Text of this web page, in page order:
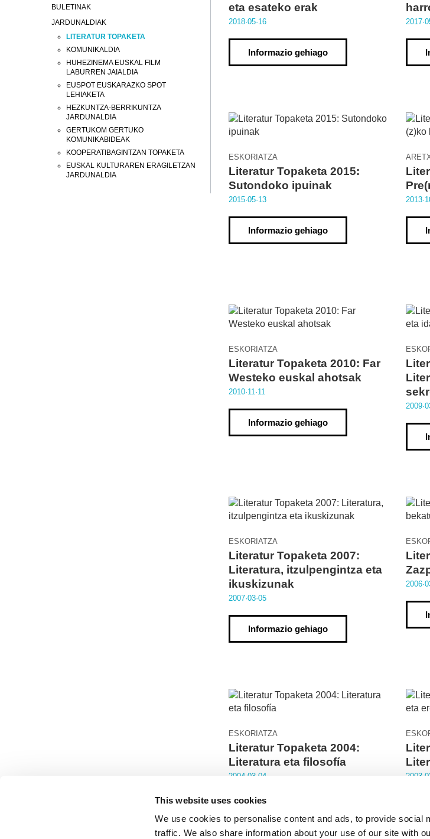
This website uses cookies
We use cookies to personalise content and ads, to provide social
traffic. We also share information about your use of our site with
eta esateko erak
2018·05·16
Informazio gehiago
ESKORIATZA
Literatur Topaketa 2015:
Sutondoko ipuinak
2015·05·13
Informazio gehiago
ESKORIATZA
Literatur Topaketa 2010: Far
Westeko euskal ahotsak
2010·11·11
Informazio gehiago
ESKORIATZA
Literatur Topaketa 2007:
Literatura, itzulpengintza eta
ikuskizunak
2007·03·05
Informazio gehiago
ESKORIATZA
Literatur Topaketa 2004:
Literatura eta filosofía
2004·03·04
Informazio gehiago
BULETINAK
JARDUNALDIAK
LITERATUR TOPAKETA
KOMUNIKALDIA
HUHEZINEMA EUSKAL FILM
LABURREN JAIALDIA
EUSPOT EUSKARAZKO SPOT
LEHIAKETA
HEZKUNTZA-BERRIKUNTZA
JARDUNALDIA
GERTUKOM GERTUKO
KOMUNIKABIDEAK
KOOPERATIBAGINTZAN TOPAKETA
EUSKAL KULTURAREN ERAGILETZAN
JARDUNALDIA